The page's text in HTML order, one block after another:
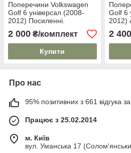
Поперечини Volkswagen
Golf 6 універсал (2008-
2012) Посиленні.
Квадратні. Сталеві. На
стандартні рейлінги.
2 000 ₴/комплект
Купити
Golf 6
2012)
2 400
Про нас
95% позитивних з 661 відгука за
Працює з 25.02.2014
м. Київ
вул. Уманська 17